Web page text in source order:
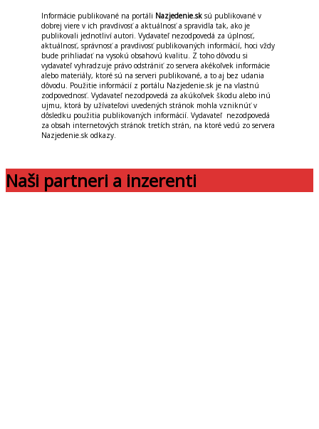
Informácie publikované na portáli Nazjedenie.sk sú publikované v
dobrej viere v ich pravdivosť a aktuálnosť a spravidla tak, ako je
publikovali jednotliví autori. Vydavateľ nezodpovedá za úplnosť,
aktuálnosť, správnosť a pravdivosť publikovaných informácií, hoci vždy
bude prihliadať na vysokú obsahovú kvalitu. Z toho dôvodu si
vydavateľ vyhradzuje právo odstrániť zo servera akékoľvek informácie
alebo materiály, ktoré sú na serveri publikované, a to aj bez udania
dôvodu. Použitie informácií z portálu Nazjedenie.sk je na vlastnú
zodpovednosť. Vydavateľ nezodpovedá za akúkoľvek škodu alebo inú
ujmu, ktorá by užívateľovi uvedených stránok mohla vzniknúť v
dôsledku použitia publikovaných informácií. Vydavateľ nezodpovedá
za obsah internetových stránok tretích strán, na ktoré vedú zo servera
Nazjedenie.sk odkazy.
Naši partneri a inzerenti